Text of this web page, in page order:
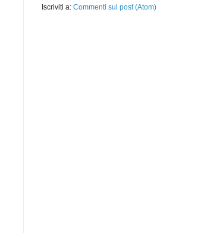
Iscriviti a: Commenti sul post (Atom)